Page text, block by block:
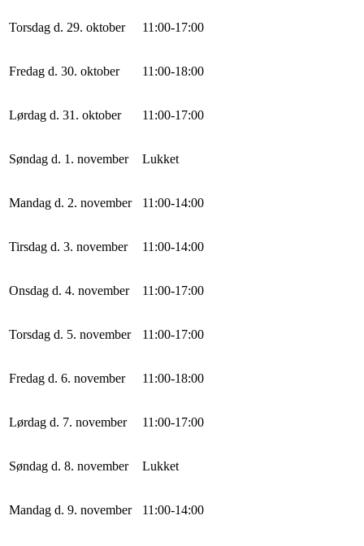
Torsdag d. 29. oktober 11:00-17:00
Fredag d. 30. oktober 11:00-18:00
Lørdag d. 31. oktober 11:00-17:00
Søndag d. 1. november Lukket
Mandag d. 2. november 11:00-14:00
Tirsdag d. 3. november 11:00-14:00
Onsdag d. 4. november 11:00-17:00
Torsdag d. 5. november 11:00-17:00
Fredag d. 6. november 11:00-18:00
Lørdag d. 7. november 11:00-17:00
Søndag d. 8. november Lukket
Mandag d. 9. november 11:00-14:00